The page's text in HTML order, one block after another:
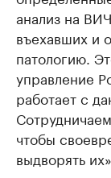
анализ на
въехавших и
патологию.
управление
работает с
чтобы
выдворять